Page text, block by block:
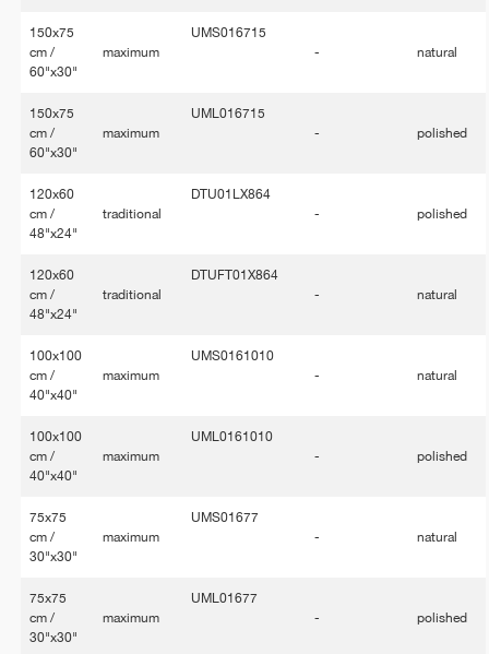
150x75
cm /
60"x30"
maximum
UMS016715
-
natural
150x75
cm /
60"x30"
maximum
UML016715
-
polished
120x60
cm /
48"x24"
traditional
DTU01LX864
-
polished
120x60
cm /
48"x24"
traditional
DTUFT01X864
-
natural
100x100
cm /
40"x40"
maximum
UMS0161010
-
natural
100x100
cm /
40"x40"
maximum
UML0161010
-
polished
75x75
cm /
30"x30"
maximum
UMS01677
-
natural
75x75
cm /
30"x30"
maximum
UML01677
-
polished